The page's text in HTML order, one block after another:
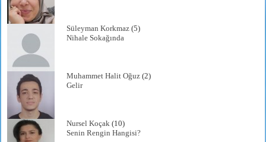
Süleyman Korkmaz (5)
Nihale Sokağında
Muhammet Halit Oğuz (2)
Gelir
Nursel Koçak (10)
Senin Rengin Hangisi?